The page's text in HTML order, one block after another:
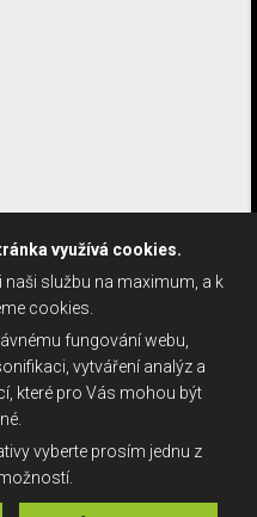
využívá cookies.
naši službu na maximum, a k
cookies.
fungování webu,
vytváření analýz a
které pro Vás mohou být
vyberte prosím jednu z